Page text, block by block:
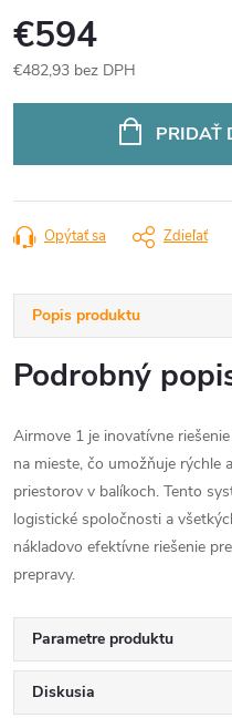
€594
€482,93 bez DPH
PRIDAŤ
Opýtať sa Zdieľať
Popis produktu
Podrobný
Airmove 1 je inovatívne
na mieste, čo umožňuje rýchle
priestorov v balíkoch. Tento
logistické spoločnosti a
nákladovo efektívne riešenie
prepravy.
Parametre produktu
Diskusia